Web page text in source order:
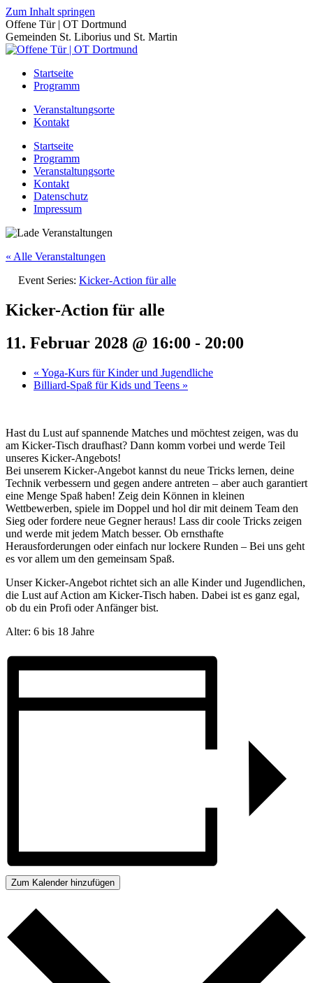
Zum Inhalt springen
Offene Tür | OT Dortmund
Gemeinden St. Liborius und St. Martin
Startseite
Programm
Veranstaltungsorte
Kontakt
Startseite
Programm
Veranstaltungsorte
Kontakt
Datenschutz
Impressum
« Alle Veranstaltungen
Event Series: Kicker-Action für alle
Kicker-Action für alle
11. Februar 2028 @ 16:00 - 20:00
« Yoga-Kurs für Kinder und Jugendliche
Billiard-Spaß für Kids und Teens »
Hast du Lust auf spannende Matches und möchtest zeigen, was du
am Kicker-Tisch draufhast? Dann komm vorbei und werde Teil
unseres Kicker-Angebots!
Bei unserem Kicker-Angebot kannst du neue Tricks lernen, deine
Technik verbessern und gegen andere antreten – aber auch garantiert
eine Menge Spaß haben! Zeig dein Können in kleinen
Wettbewerben, spiele im Doppel und hol dir mit deinem Team den
Sieg oder fordere neue Gegner heraus! Lass dir coole Tricks zeigen
und werde mit jedem Match besser. Ob ernsthafte
Herausforderungen oder einfach nur lockere Runden – Bei uns geht
es vor allem um den gemeinsam Spaß.
Unser Kicker-Angebot richtet sich an alle Kinder und Jugendlichen,
die Lust auf Action am Kicker-Tisch haben. Dabei ist es ganz egal,
ob du ein Profi oder Anfänger bist.
Alter: 6 bis 18 Jahre
Zum Kalender hinzufügen